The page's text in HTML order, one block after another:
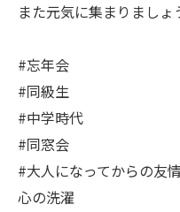
また元気に集まりましょ
#忘年会
#同級生
#中学時代
#同窓会
#大人になってからの友情
心の洗濯